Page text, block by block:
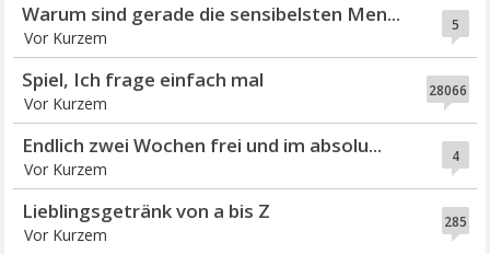
5
Warum sind gerade die sensibelsten Men...
Vor Kurzem
28066
Spiel, Ich frage einfach mal
Vor Kurzem
4
Endlich zwei Wochen frei und im absolu...
Vor Kurzem
285
Lieblingsgetränk von a bis Z
Vor Kurzem